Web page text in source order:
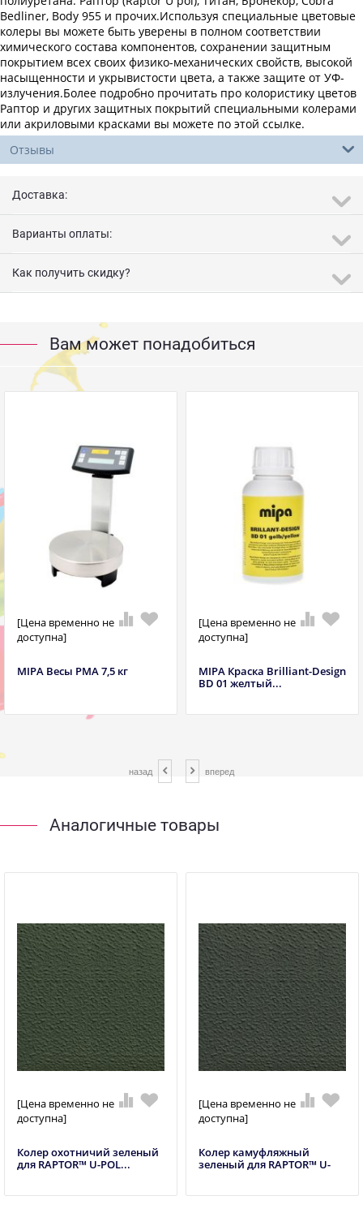
Bedliner, Body 955 и прочих.Используя специальные цветовые
колеры вы можете быть уверены в полном соответствии
химического состава компонентов, сохранении защитным
покрытием всех своих физико-механических свойств, высокой
насыщенности и укрывистости цвета, а также защите от УФ-
излучения.Более подробно прочитать про колористику цветов
Раптор и других защитных покрытий специальными колерами
или акриловыми красками вы можете по этой ссылке.
Отзывы
Доставка:
Варианты оплаты:
Как получить скидку?
Вам может понадобиться
[Цена временно не
доступна]
MIPA Весы РМА 7,5 кг
[Цена временно не
доступна]
MIPA Краска Brilliant-Design
BD 01 желтый...
назад вперед
Аналогичные товары
[Цена временно не
доступна]
Колер охотничий зеленый
для RAPTOR™ U-POL...
[Цена временно не
доступна]
Колер камуфляжный
зеленый для RAPTOR™ U-